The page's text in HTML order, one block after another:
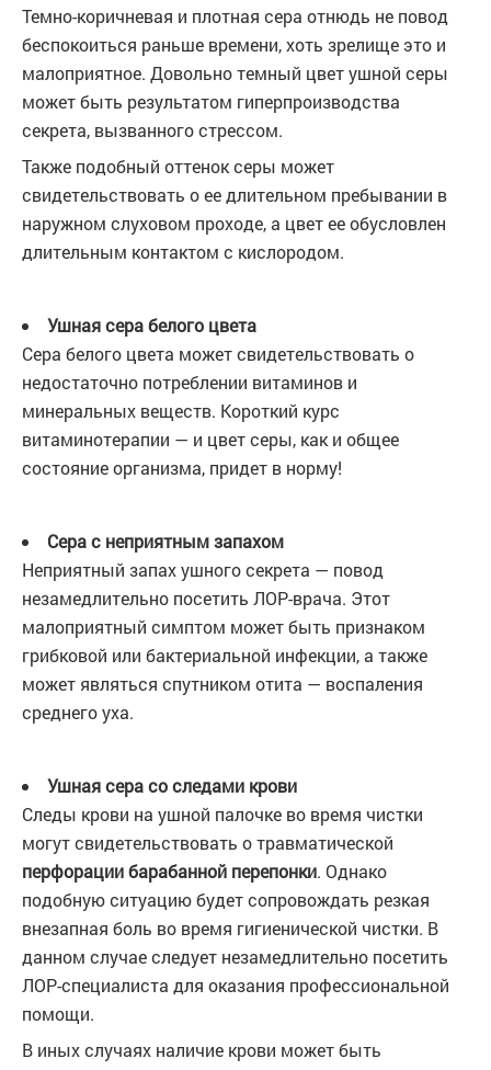
Темно-коричневая и плотная сера отнюдь не повод
беспокоиться раньше времени, хоть зрелище это и
малоприятное. Довольно темный цвет ушной серы
может быть результатом гиперпроизводства
секрета, вызванного стрессом.
Также подобный оттенок серы может
свидетельствовать о ее длительном пребывании в
наружном слуховом проходе, а цвет ее обусловлен
длительным контактом с кислородом.
Ушная сера белого цвета
Сера белого цвета может свидетельствовать о
недостаточно потреблении витаминов и
минеральных веществ. Короткий курс
витаминотерапии — и цвет серы, как и общее
состояние организма, придет в норму!
Сера с неприятным запахом
Неприятный запах ушного секрета — повод
незамедлительно посетить ЛОР-врача. Этот
малоприятный симптом может быть признаком
грибковой или бактериальной инфекции, а также
может являться спутником отита — воспаления
среднего уха.
Ушная сера со следами крови
Следы крови на ушной палочке во время чистки
могут свидетельствовать о травматической
перфорации барабанной перепонки. Однако
подобную ситуацию будет сопровождать резкая
внезапная боль во время гигиенической чистки. В
данном случае следует незамедлительно посетить
ЛОР-специалиста для оказания профессиональной
помощи.
В иных случаях наличие крови может быть